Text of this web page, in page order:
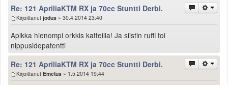
Re: 121 ApriliaKTM RX ja 70cc Stuntti Derbi.
Kirjoittanut jodus » 30.4.2014 23:40
Apikka hienompi orkkis katteilla! Ja siistin ruffi toi
nippusidepatentti
Re: 121 ApriliaKTM RX ja 70cc Stuntti Derbi.
Kirjoittanut Emetus » 1.5.2014 19:44